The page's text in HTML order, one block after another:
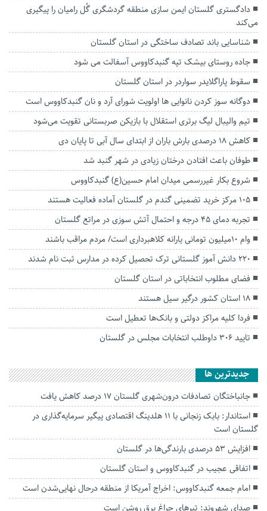
دادگستری گلستان ایمن سازی منطقه گردشگری گُل رامیان را پیگیری
می‌کند
شناسایی باند تصادف ساختگی در استان گلستان
جاده روستای بیشک تپه گنبدکاووس آسفالت می شود
سقوط پاراگلایدر سواردر در استان گلستان
دوگانه سوز کردن نانوایی ها اولویت شورای آرد و نان گنبدکاووس است
تیم والیبال لیگ برتری استقلال با بازیکن صربستانی تقویت می‌شود
کاهش ۱۸ درصدی بارش باران از ابتدای سال آبی تا پایان دی
طوفان باعث افتادن درختان زیادی در شهر گنبد شد
شروع بکار غیررسمی میدان امام حسین(ع) گنبدکاووس
۱۰۵ مرکز خرید تضمینی گندم در گلستان آماده فعالیت هستند
تجربه دمای ۴۵ درجه و احتمال آتش سوزی در مراتع گلستان
وام ۱۰میلیون‌ تومانی یارانه کلاهبرداری است/ مردم مراقب باشند
۲۲۰ دانش آموز گلستانی ترک تحصیل کرده در مدارس ثبت نام شدند
فضای مطلوب انتخاباتی در استان گلستان
۱۸ استان کشور درگیر سیل هستند
فردا کلیه مراکز دولتی و بانک‌ها تعطیل است
تایید ۳۰۶ داوطلب انتخابات مجلس در گلستان
جديدترين ها
جانباختگان تصادفات درون‌شهری گلستان ۱۷ درصد کاهش یافت
استاندار: بابک زنجانی با ۱۱ هلدینگ اقتصادی پیگیر سرمایه‌گذاری در
گلستان است
افزایش ۵۳ درصدی بارندگی‌ها در گلستان
اتفاقی عجیب در‌ گنبدکاووس و استان گلستان
امام جمعه گنبدکاووس: اخراج آمریکا از منطقه درحال نهایی‌شدن است
صدای شهروند: تیرهای چراغ برق روشن است